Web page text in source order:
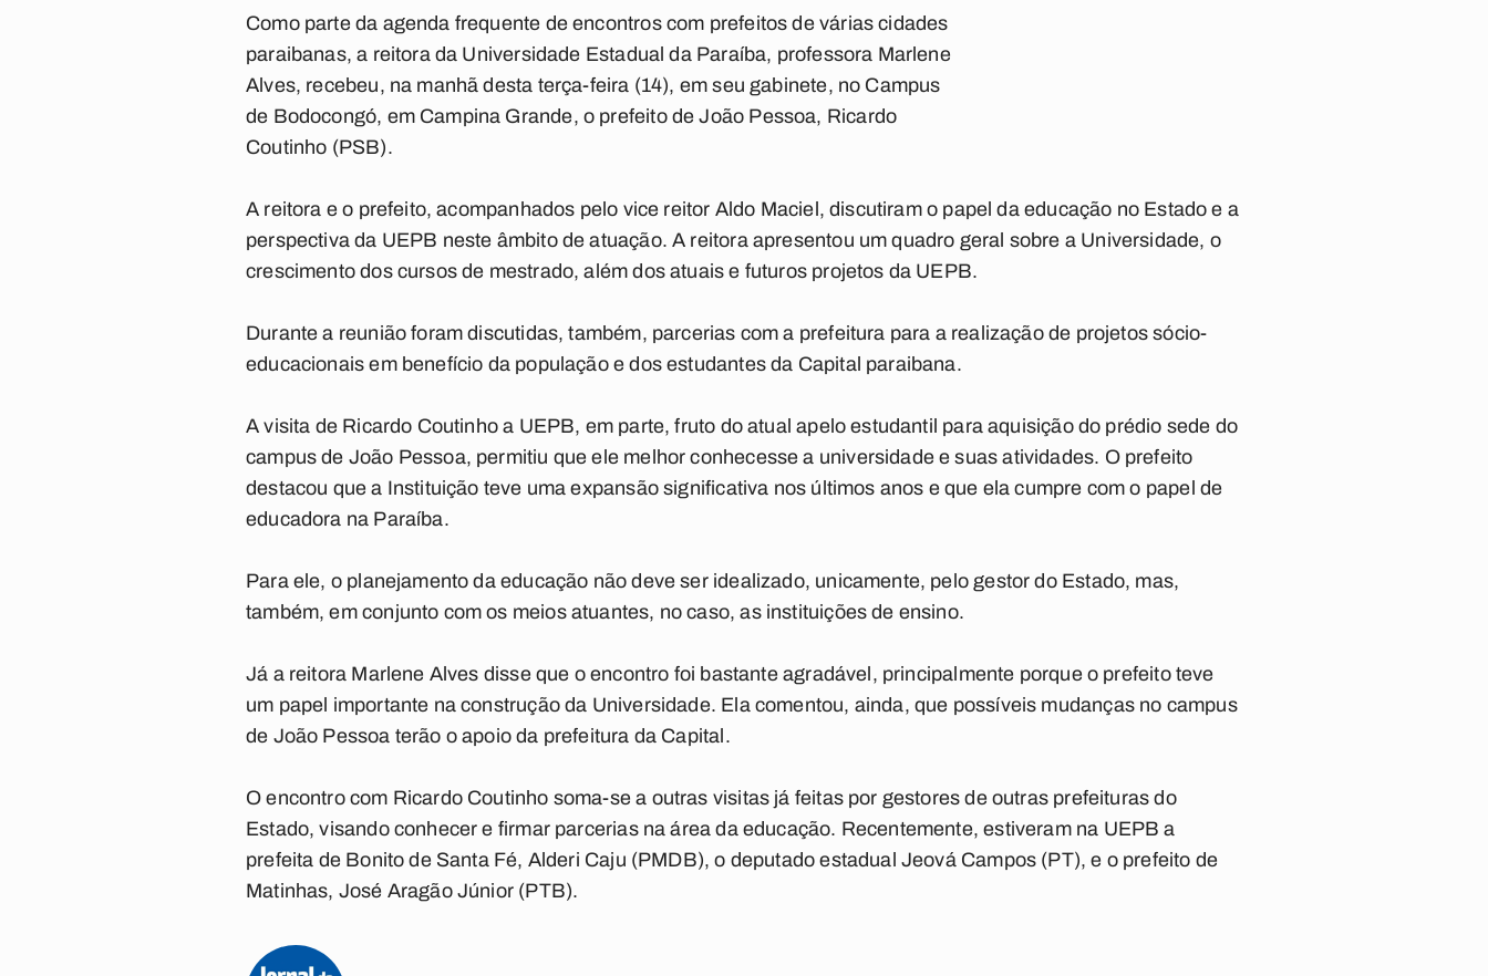
Como parte da agenda frequente de encontros com prefeitos de várias cidades
paraibanas, a reitora da Universidade Estadual da Paraíba, professora Marlene
Alves, recebeu, na manhã desta terça-feira (14), em seu gabinete, no Campus
de Bodocongó, em Campina Grande, o prefeito de João Pessoa, Ricardo
Coutinho (PSB).
A reitora e o prefeito, acompanhados pelo vice reitor Aldo Maciel, discutiram o papel da educação no Estado e a
perspectiva da UEPB neste âmbito de atuação. A reitora apresentou um quadro geral sobre a Universidade, o
crescimento dos cursos de mestrado, além dos atuais e futuros projetos da UEPB.
Durante a reunião foram discutidas, também, parcerias com a prefeitura para a realização de projetos sócio-
educacionais em benefício da população e dos estudantes da Capital paraibana.
A visita de Ricardo Coutinho a UEPB, em parte, fruto do atual apelo estudantil para aquisição do prédio sede do
campus de João Pessoa, permitiu que ele melhor conhecesse a universidade e suas atividades. O prefeito
destacou que a Instituição teve uma expansão significativa nos últimos anos e que ela cumpre com o papel de
educadora na Paraíba.
Para ele, o planejamento da educação não deve ser idealizado, unicamente, pelo gestor do Estado, mas,
também, em conjunto com os meios atuantes, no caso, as instituições de ensino.
Já a reitora Marlene Alves disse que o encontro foi bastante agradável, principalmente porque o prefeito teve
um papel importante na construção da Universidade. Ela comentou, ainda, que possíveis mudanças no campus
de João Pessoa terão o apoio da prefeitura da Capital.
O encontro com Ricardo Coutinho soma-se a outras visitas já feitas por gestores de outras prefeituras do
Estado, visando conhecer e firmar parcerias na área da educação. Recentemente, estiveram na UEPB a
prefeita de Bonito de Santa Fé, Alderi Caju (PMDB), o deputado estadual Jeová Campos (PT), e o prefeito de
Matinhas, José Aragão Júnior (PTB).